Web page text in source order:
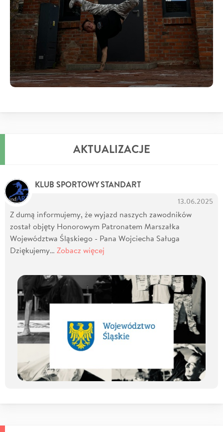
AKTUALIZACJE
KLUB SPORTOWY STANDART
13.06.2025
Z dumą informujemy, że wyjazd naszych zawodników
został objęty Honorowym Patronatem Marszałka
Województwa Śląskiego - Pana Wojciecha Saługa
Dziękujemy… Zobacz więcej